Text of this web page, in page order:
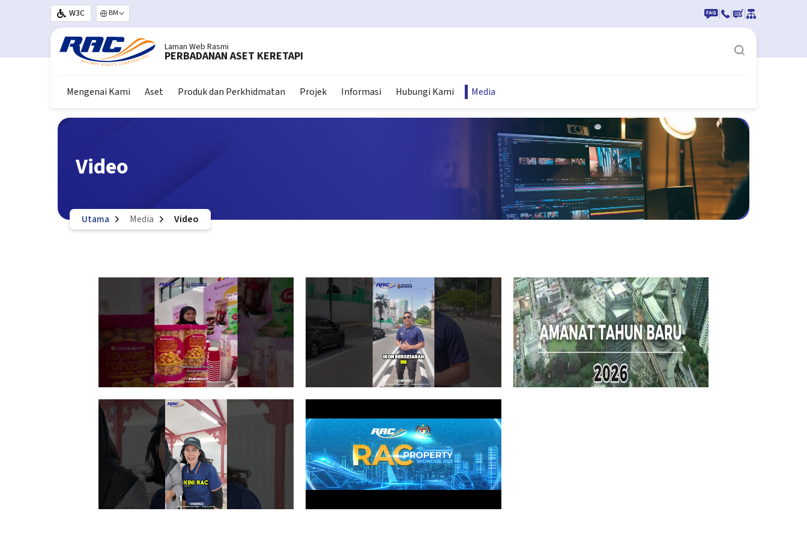
Langkau ke kandungan utama
W3C Select your language | | |
Laman Web Rasmi
PERBADANAN ASET KERETAPI
Mengenai Kami Aset Produk dan Perkhidmatan Projek Informasi Hubungi Kami Media
Video
Utama Media Video